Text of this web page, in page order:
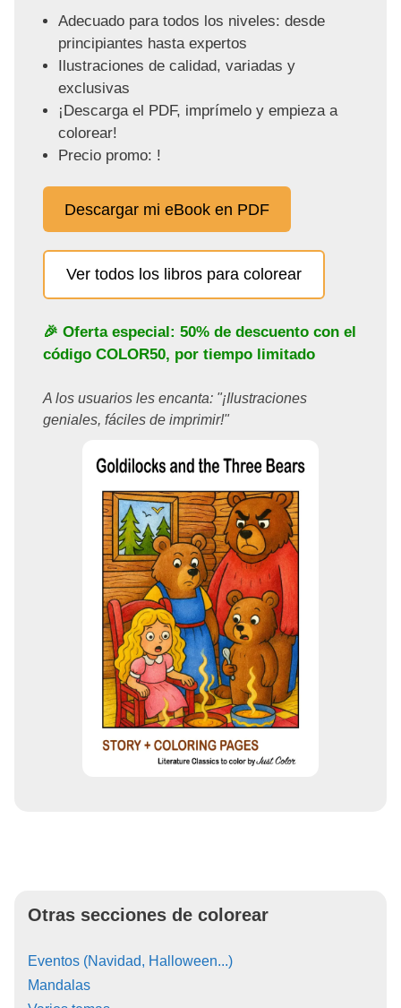
Adecuado para todos los niveles: desde
principiantes hasta expertos
Ilustraciones de calidad, variadas y
exclusivas
¡Descarga el PDF, imprímelo y empieza a
colorear!
Precio promo: !
Descargar mi eBook en PDF
Ver todos los libros para colorear
🎉 Oferta especial: 50% de descuento con el
código COLOR50, por tiempo limitado
A los usuarios les encanta: "¡Ilustraciones
geniales, fáciles de imprimir!"
Otras secciones de colorear
Eventos (Navidad, Halloween...)
Mandalas